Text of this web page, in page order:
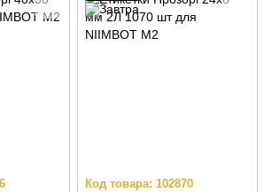
Код товара: 102870